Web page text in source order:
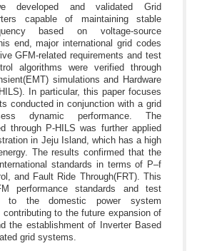
developed and validated Grid
capable of maintaining stable
based on voltage-source
end, major international grid codes
GFM-related requirements and test
algorithms were verified through
simulations and Hardware
In particular, this paper focuses
conducted in conjunction with a grid
dynamic performance. The
through P-HILS was further applied
in Jeju Island, which has a high
The results confirmed that the
standards in terms of P–f
and Fault Ride Through(FRT). This
performance standards and test
to the domestic power system
contributing to the future expansion of
the establishment of Inverter Based
grid systems.